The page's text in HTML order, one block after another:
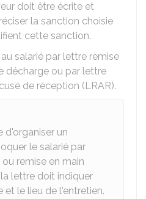
doit être écrite et
la sanction choisie
cette sanction.
salarié par lettre remise
décharge ou par lettre
de réception (LRAR).
d'organiser un
le salarié par
remise en main
lettre doit indiquer
et le lieu de l'entretien.